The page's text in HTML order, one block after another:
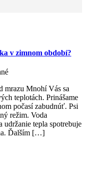
v zimnom období?
mrazu Mnohí Vás sa
teplotách. Prinášame
počasí zabudnúť. Psi
režim. Voda
udržanie tepla spotrebuje
Ďalším […]